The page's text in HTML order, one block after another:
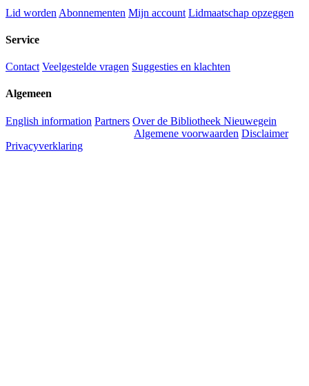
Lid worden Abonnementen Mijn account Lidmaatschap opzeggen
Service
Contact Veelgestelde vragen Suggesties en klachten
Algemeen
English information Partners Over de Bibliotheek Nieuwegein
Algemene voorwaarden Disclaimer
Privacyverklaring